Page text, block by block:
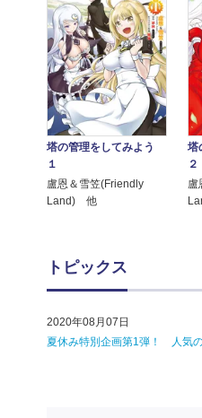
塔の管理をしてみよう
１
盧恩＆雪笠(Friendly
Land) 他
塔
２
盧
トピックス
2020年08月07日
夏休み特別企画第1弾！ 人気